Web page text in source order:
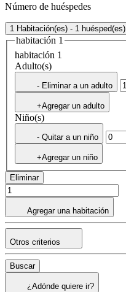
Número de huéspedes
1 Habitación(es) - 1 huésped(es)
habitación 1
habitación 1
Adulto(s)
- Eliminar a un adulto
+Agregar un adulto
Niño(s)
- Quitar a un niño
+Agregar un niño
Eliminar
Agregar una habitación
Otros criterios
Buscar
¿Adónde quiere ir?